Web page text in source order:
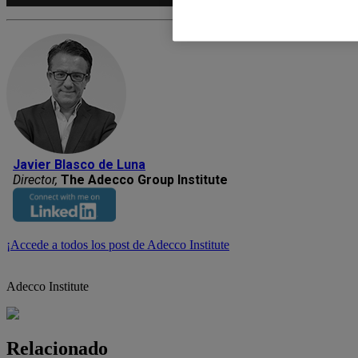
audio
Javier Blasco de Luna
Director, The Adecco Group Institute
¡Accede a todos los post de Adecco Institute
Adecco Institute
Relacionado